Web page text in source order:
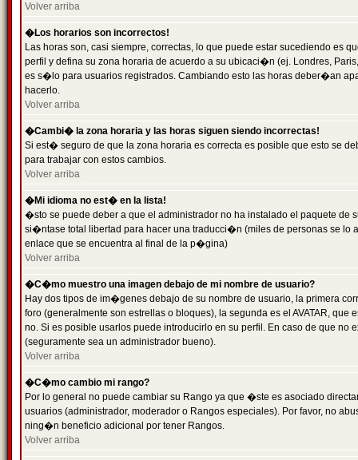
Volver arriba
�Los horarios son incorrectos!
Las horas son, casi siempre, correctas, lo que puede estar sucediendo es
perfil y defina su zona horaria de acuerdo a su ubicaci�n (ej. Londres,
es s�lo para usuarios registrados. Cambiando esto las horas deber�an
hacerlo.
Volver arriba
�Cambi� la zona horaria y las horas siguen siendo incorrectas!
Si est� seguro de que la zona horaria es correcta es posible que esto se
para trabajar con estos cambios.
Volver arriba
�Mi idioma no est� en la lista!
�sto se puede deber a que el administrador no ha instalado el paquete
si�ntase total libertad para hacer una traducci�n (miles de personas se
enlace que se encuentra al final de la p�gina)
Volver arriba
�C�mo muestro una imagen debajo de mi nombre de usuario?
Hay dos tipos de im�genes debajo de su nombre de usuario, la primera
foro (generalmente son estrellas o bloques), la segunda es el AVATAR,
no. Si es posible usarlos puede introducirlo en su perfil. En caso de que
(seguramente sea un administrador bueno).
Volver arriba
�C�mo cambio mi rango?
Por lo general no puede cambiar su Rango ya que �ste es asociado
usuarios (administrador, moderador o Rangos especiales). Por favor, no
ning�n beneficio adicional por tener Rangos.
Volver arriba